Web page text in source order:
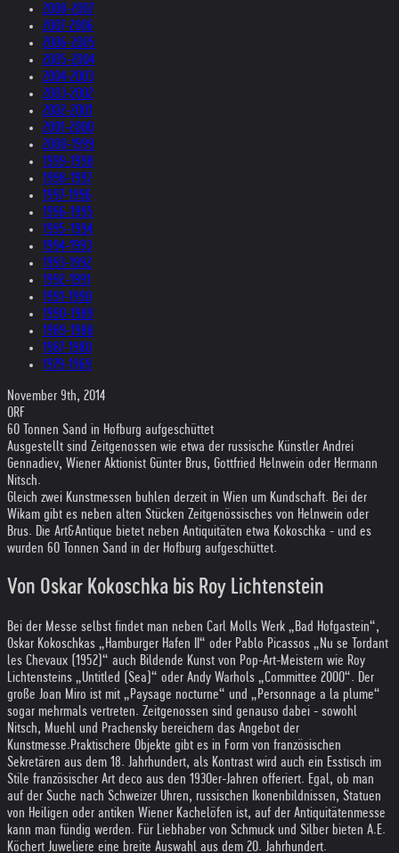
2008-2007
2007-2006
2006-2005
2005-2004
2004-2003
2003-2002
2002-2001
2001-2000
2000-1999
1999-1998
1998-1997
1997-1996
1996-1995
1995-1994
1994-1993
1993-1992
1992-1991
1991-1990
1990-1989
1989-1988
1987-1980
1979-1969
November 9th, 2014
ORF
60 Tonnen Sand in Hofburg aufgeschüttet
Ausgestellt sind Zeitgenossen wie etwa der russische Künstler Andrei
Gennadiev, Wiener Aktionist Günter Brus, Gottfried Helnwein oder Hermann
Nitsch.
Gleich zwei Kunstmessen buhlen derzeit in Wien um Kundschaft. Bei der
Wikam gibt es neben alten Stücken Zeitgenössisches von Helnwein oder
Brus. Die Art&Antique bietet neben Antiquitäten etwa Kokoschka - und es
wurden 60 Tonnen Sand in der Hofburg aufgeschüttet.
Von Oskar Kokoschka bis Roy Lichtenstein
Bei der Messe selbst findet man neben Carl Molls Werk „Bad Hofgastein“,
Oskar Kokoschkas „Hamburger Hafen II“ oder Pablo Picassos „Nu se Tordant
les Chevaux (1952)“ auch Bildende Kunst von Pop-Art-Meistern wie Roy
Lichtensteins „Untitled (Sea)“ oder Andy Warhols „Committee 2000“. Der
große Joan Miro ist mit „Paysage nocturne“ und „Personnage a la plume“
sogar mehrmals vertreten. Zeitgenossen sind genauso dabei - sowohl
Nitsch, Muehl und Prachensky bereichern das Angebot der
Kunstmesse.Praktischere Objekte gibt es in Form von französischen
Sekretären aus dem 18. Jahrhundert, als Kontrast wird auch ein Esstisch im
Stile französischer Art deco aus den 1930er-Jahren offeriert. Egal, ob man
auf der Suche nach Schweizer Uhren, russischen Ikonenbildnissen, Statuen
von Heiligen oder antiken Wiener Kachelöfen ist, auf der Antiquitätenmesse
kann man fündig werden. Für Liebhaber von Schmuck und Silber bieten A.E.
Köchert Juweliere eine breite Auswahl aus dem 20. Jahrhundert.